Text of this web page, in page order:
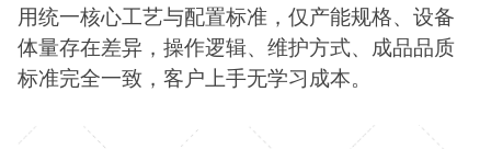
用统一核心工艺与配置标准，仅产能规格、设备
体量存在差异，操作逻辑、维护方式、成品品质
标准完全一致，客户上手无学习成本。